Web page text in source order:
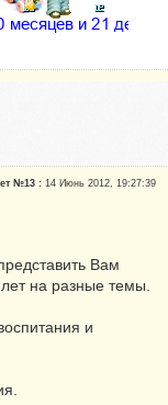
№13 :14 Июнь 2012, 19:27:39
Вам
на разные темы.
и